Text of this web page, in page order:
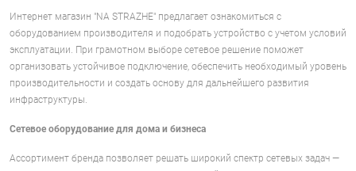
Интернет магазин "NA STRAZHE" предлагает ознакомиться с
оборудованием производителя и подобрать устройство с учетом условий
эксплуатации. При грамотном выборе сетевое решение поможет
организовать устойчивое подключение, обеспечить необходимый уровень
производительности и создать основу для дальнейшего развития
инфраструктуры.
Сетевое оборудование для дома и бизнеса
Ассортимент бренда позволяет решать широкий спектр сетевых задач —